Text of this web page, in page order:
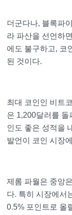
더군다나, 블록파
라 파산을 선언하
에도 불구하고, 코
된 것이다.
최대 코인인 비트
은 1,200달러를 돌
인도 좋은 성적을
발언이 코인 시장
제롬 파월은 중앙
다. 특히 시장에서
0.5% 포인트로 올